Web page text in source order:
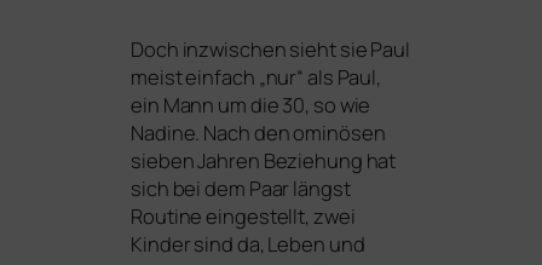
Doch inzwi­schen sieht sie Paul
meist ein­fach „nur“ als Paul,
ein Mann um die 30, so wie
Nadine. Nach den omi­nö­sen
sie­ben Jahren Beziehung hat
sich bei dem Paar längst
Routine ein­ge­stellt, zwei
Kinder sind da, Leben und